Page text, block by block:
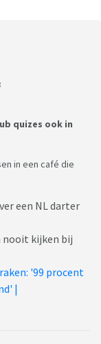
quizes ook in
in een café die
een NL darter
nooit kijken bij
'99 procent
|